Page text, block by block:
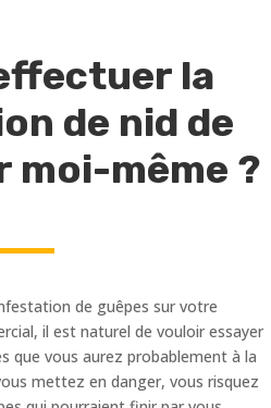
la
de nid de
moi-même ?
de guêpes sur votre
il est naturel de vouloir essayer
que vous aurez probablement à la
mettez en danger, vous risquez